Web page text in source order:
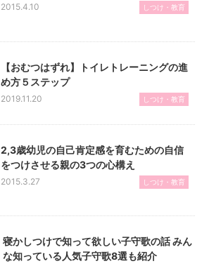
2015.4.10 しつけ・教育
【おむつはずれ】トイレトレーニングの進
め方５ステップ
2019.11.20 しつけ・教育
2,3歳幼児の自己肯定感を育むための自信
をつけさせる親の3つの心構え
2015.3.27 しつけ・教育
寝かしつけで知って欲しい子守歌の話 みん
な知っている人気子守歌8選も紹介